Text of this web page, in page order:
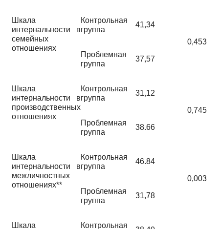
Шкала
интернальности в
семейных
отношениях
Контрольная
группа
41,34
0,453
Проблемная
группа
37,57
Шкала
интернальности в
производственных
отношениях
Контрольная
группа
31,12
0,745
Проблемная
группа
38.66
Шкала
интернальности в
межличностных
отношениях**
Контрольная
группа
46.84
0,003
Проблемная
группа
31,78
Шкала
Контрольная